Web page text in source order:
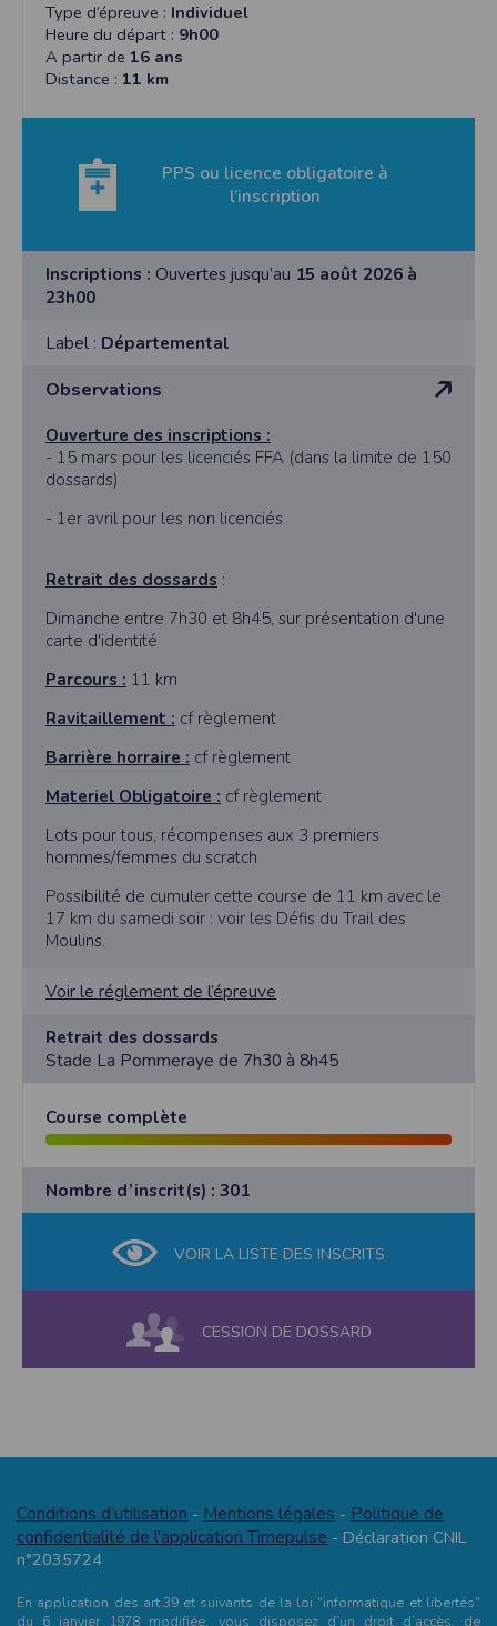
Type d’épreuve : Individuel
Heure du départ : 9h00
A partir de 16 ans
Distance : 11 km
PPS ou licence obligatoire à
l’inscription
Inscriptions : Ouvertes jusqu’au 15 août 2026 à
23h00
Label : Départemental
Observations
Ouverture des inscriptions :
- 15 mars pour les licenciés FFA (dans la limite de 150
dossards)
- 1er avril pour les non licenciés
Retrait des dossards :
Dimanche entre 7h30 et 8h45, sur présentation d'une
carte d'identité
Parcours : 11 km
Ravitaillement : cf règlement
Barrière horraire : cf règlement
Materiel Obligatoire : cf règlement
Lots pour tous, récompenses aux 3 premiers
hommes/femmes du scratch
Possibilité de cumuler cette course de 11 km avec le
17 km du samedi soir : voir les Défis du Trail des
Moulins.
Voir le réglement de l’épreuve
Retrait des dossards
Stade La Pommeraye de 7h30 à 8h45
Course complète
Nombre d’inscrit(s) : 301
VOIR LA LISTE DES INSCRITS
CESSION DE DOSSARD
Conditions d’utilisation - Mentions légales - Politique de
confidentialité de l'application Timepulse - Déclaration CNIL
n°2035724
En application des art.39 et suivants de la loi "informatique et libertés"
du 6 janvier 1978 modifiée, vous disposez d’un droit d’accès, de